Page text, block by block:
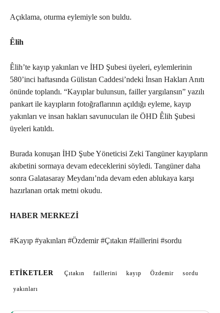
Açıklama, oturma eylemiyle son buldu.
Êlih
Êlih’te kayıp yakınları ve İHD Şubesi üyeleri, eylemlerinin
580’inci haftasında Gülistan Caddesi’ndeki İnsan Hakları Anıtı
önünde toplandı. “Kayıplar bulunsun, failler yargılansın” yazılı
pankart ile kayıpların fotoğraflarının açıldığı eyleme, kayıp
yakınları ve insan hakları savunucuları ile ÖHD Êlih Şubesi
üyeleri katıldı.
Burada konuşan İHD Şube Yöneticisi Zeki Tangüner kayıpların
akıbetini sormaya devam edeceklerini söyledi. Tangüner daha
sonra Galatasaray Meydanı’nda devam eden ablukaya karşı
hazırlanan ortak metni okudu.
HABER MERKEZİ
#Kayıp #yakınları #Özdemir #Çıtakın #faillerini #sordu
ETIKETLER Çıtakın faillerini kayıp Özdemir sordu
yakınları